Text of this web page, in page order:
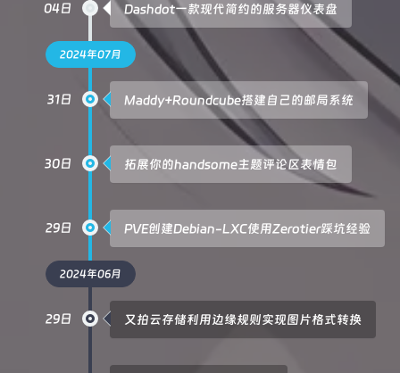
04日 Dashdot一款现代简约的服务器仪表盘
2024年07月
31日 Maddy+Roundcube搭建自己的邮局系统
30日 拓展你的handsome主题评论区表情包
29日 PVE创建Debian-LXC使用Zerotier踩坑经验
2024年06月
29日 又拍云存储利用边缘规则实现图片格式转换